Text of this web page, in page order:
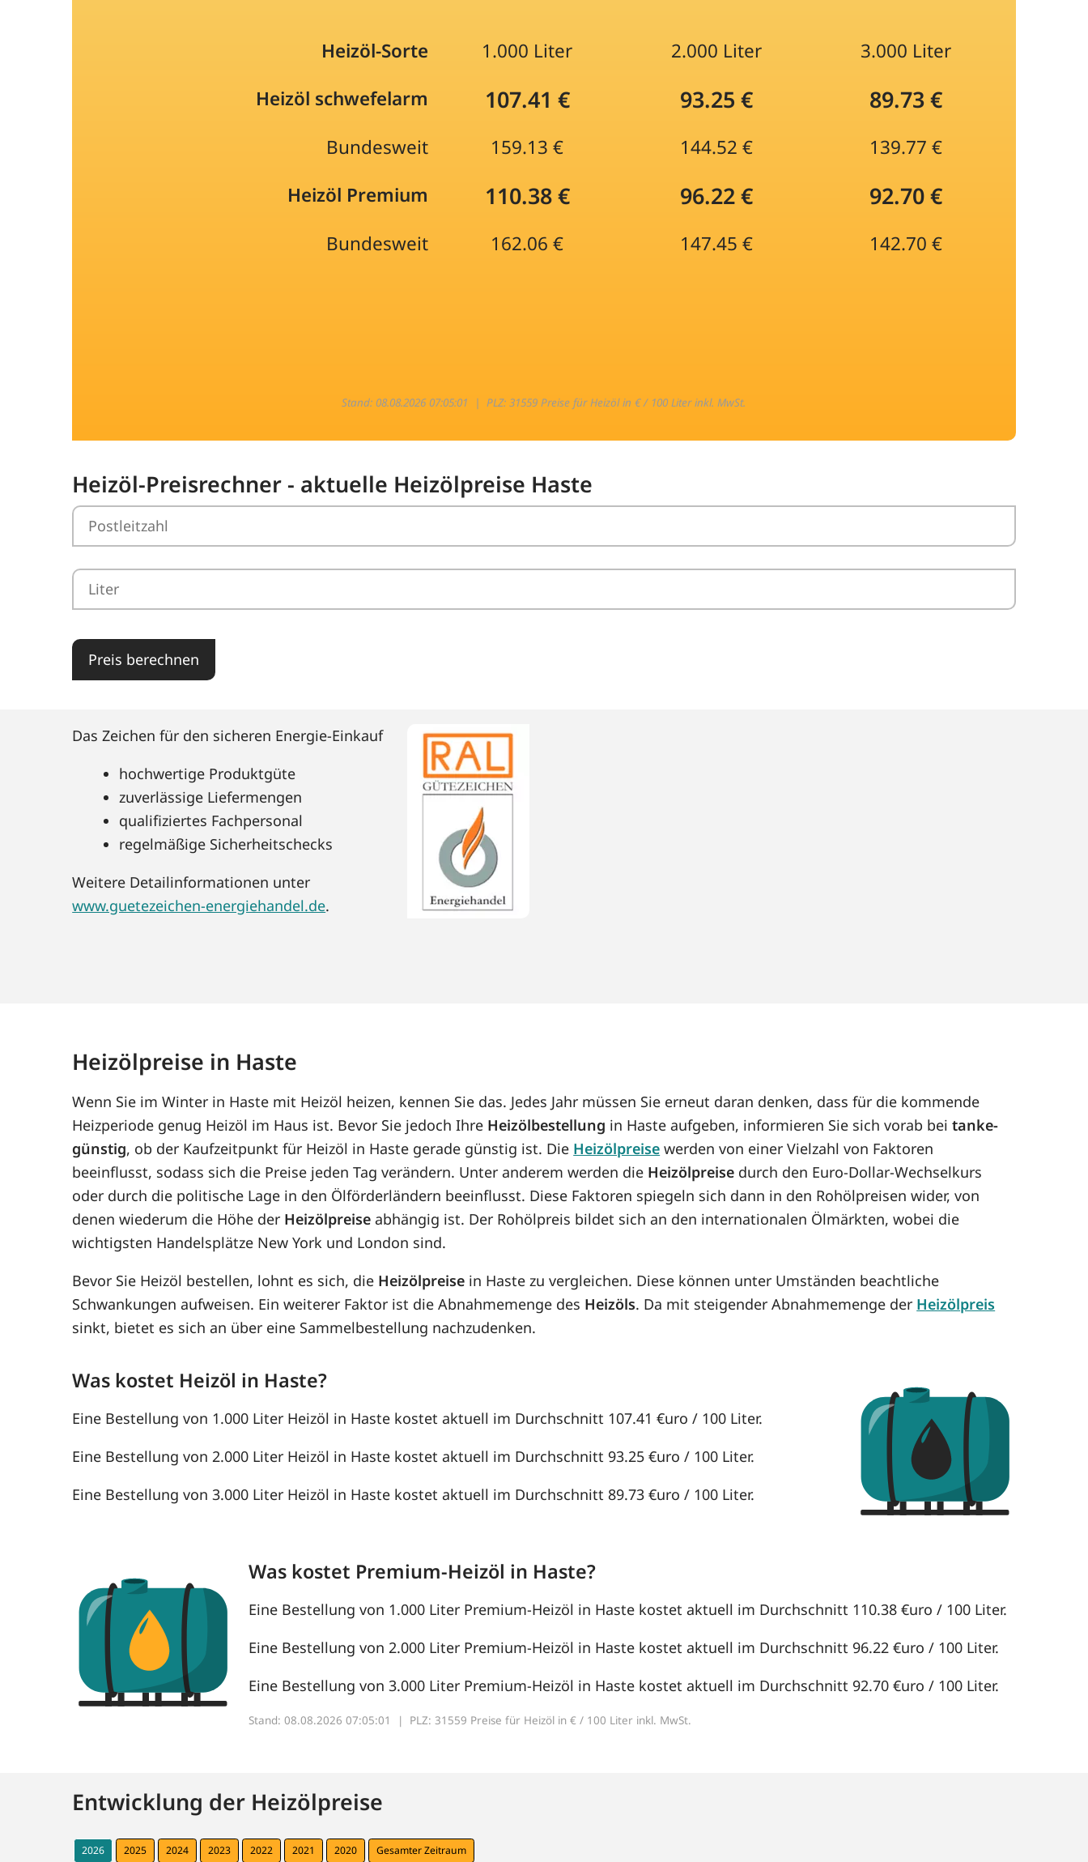
Heizöl-Sorte 1.000 Liter 2.000 Liter
3.000 Liter
Heizöl schwefelarm
107.41 € 93.25 € 89.73 €
Bundesweit 159.13 € 144.52 €
139.77 €
Heizöl Premium
110.38 € 96.22 € 92.70 €
Bundesweit 162.06 € 147.45 € 142.70 €
Stand: 08.08.2026 07:05:01 |PLZ: 31559 Preise für Heizöl in € / 100 Liter inkl. MwSt.
Heizöl-Preisrechner - aktuelle Heizölpreise Haste
Preis berechnen
Das Zeichen für den sicheren Energie-Einkauf
hochwertige Produktgüte
zuverlässige Liefermengen
qualifiziertes Fachpersonal
regelmäßige Sicherheitschecks
Weitere Detailinformationen unter
www.guetezeichen-energiehandel.de.
Heizölpreise in Haste
Wenn Sie im Winter in Haste mit Heizöl heizen, kennen Sie das. Jedes Jahr müssen Sie erneut daran denken, dass für die kommende
Heizperiode genug Heizöl im Haus ist. Bevor Sie jedoch Ihre Heizölbestellung in Haste aufgeben, informieren Sie sich vorab beitanke-
günstig, ob der Kaufzeitpunkt für Heizöl in Haste gerade günstig ist. Die Heizölpreise werden von einer Vielzahl von Faktoren
beeinflusst, sodass sich die Preise jeden Tag verändern. Unter anderem werden die Heizölpreise durch den Euro-Dollar-Wechselkurs
oder durch die politische Lage in den Ölförderländern beeinflusst. Diese Faktoren spiegeln sich dann in den Rohölpreisen wider, von
denen wiederum die Höhe der Heizölpreise abhängig ist. Der Rohölpreis bildet sich an den internationalen Ölmärkten, wobei die
wichtigsten Handelsplätze New York und London sind.
Bevor Sie Heizöl bestellen, lohnt es sich, die Heizölpreise in Haste zu vergleichen. Diese können unter Umständen beachtliche
Schwankungen aufweisen. Ein weiterer Faktor ist die Abnahmemenge des Heizöls. Da mit steigender Abnahmemenge der Heizölpreis
sinkt, bietet es sich an über eine Sammelbestellung nachzudenken.
Was kostet Heizöl in Haste?
Eine Bestellung von 1.000 Liter Heizöl in Haste kostet aktuell im Durchschnitt 107.41 €uro / 100 Liter.
Eine Bestellung von 2.000 Liter Heizöl in Haste kostet aktuell im Durchschnitt 93.25 €uro / 100 Liter.
Eine Bestellung von 3.000 Liter Heizöl in Haste kostet aktuell im Durchschnitt 89.73 €uro / 100 Liter.
Was kostet Premium-Heizöl in Haste?
Eine Bestellung von 1.000 Liter Premium-Heizöl in Haste kostet aktuell im Durchschnitt 110.38 €uro / 100 Liter.
Eine Bestellung von 2.000 Liter Premium-Heizöl in Haste kostet aktuell im Durchschnitt 96.22 €uro / 100 Liter.
Eine Bestellung von 3.000 Liter Premium-Heizöl in Haste kostet aktuell im Durchschnitt 92.70 €uro / 100 Liter.
Stand: 08.08.2026 07:05:01 | PLZ: 31559 Preise für Heizöl in € / 100 Liter inkl. MwSt.
Entwicklung der Heizölpreise
2026 2025 2024 2023 2022 2021 2020 Gesamter Zeitraum